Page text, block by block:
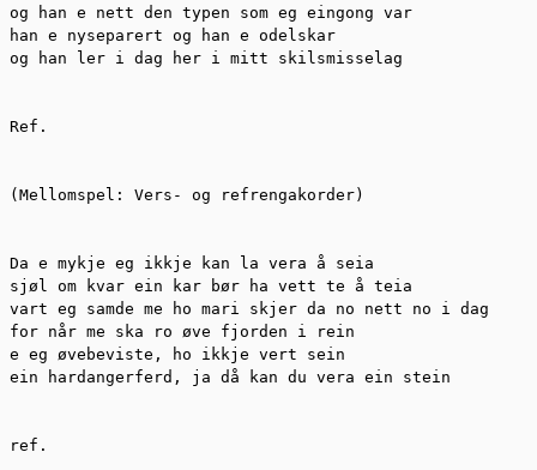
og han e nett den typen som eg eingong var
han e nyseparert og han e odelskar
og han ler i dag her i mitt skilsmisselag
Ref.
(Mellomspel: Vers- og refrengakorder)
Da e mykje eg ikkje kan la vera å seia
sjøl om kvar ein kar bør ha vett te å teia
vart eg samde me ho mari skjer da no nett no i dag
for når me ska ro øve fjorden i rein
e eg øvebeviste, ho ikkje vert sein
ein hardangerferd, ja då kan du vera ein stein
ref.